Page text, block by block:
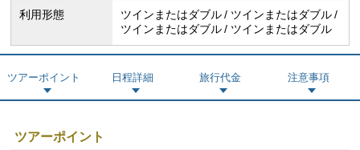
利用形態 ツインまたはダブル
ツインまたはダブル
ツインまたはダブル
ツインまたはダブル
ツアーポイント 日程詳細 旅行代金 注意事項
ツアーポイント